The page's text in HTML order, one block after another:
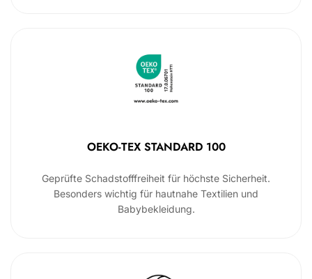
OEKO-TEX STANDARD 100
Geprüfte Schadstofffreiheit für höchste Sicherheit.
Besonders wichtig für hautnahe Textilien und
Babybekleidung.